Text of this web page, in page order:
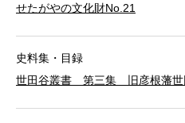
せたがやの文化財No.21
史料集・目録
世田谷叢書 第三集 旧彦根藩